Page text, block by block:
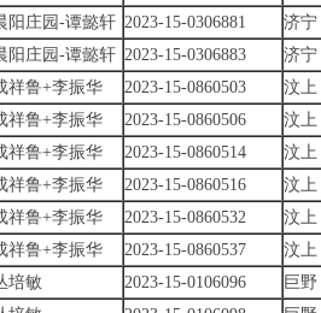
阳庄园-谭懿轩 2023-15-0306881
济宁
阳庄园-谭懿轩 2023-15-0306883
济宁
祥鲁+李振华 2023-15-0860503
汶上
祥鲁+李振华 2023-15-0860506
汶上
祥鲁+李振华 2023-15-0860514
汶上
祥鲁+李振华 2023-15-0860516
汶上
祥鲁+李振华 2023-15-0860532
汶上
祥鲁+李振华 2023-15-0860537
汶上
培敏 2023-15-0106096
巨野